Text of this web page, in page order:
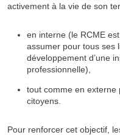
activement à la vie de son
en interne (le RCME
assumer pour tous ses
développement d’une
professionnelle),
tout comme en externe
citoyens.
Pour renforcer cet objectif,